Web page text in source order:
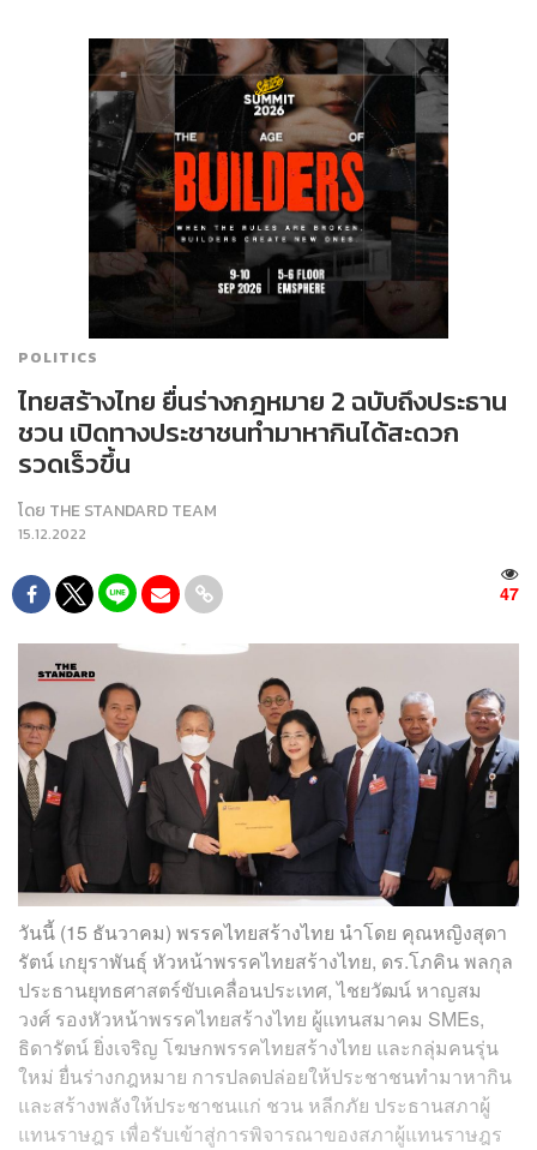
POLITICS
ไทยสร้างไทย ยื่นร่างกฎหมาย 2 ฉบับถึงประธาน
ชวน เปิดทางประชาชนทำมาหากินได้สะดวก
รวดเร็วขึ้น
โดย THE STANDARD TEAM
15.12.2022
47
วันนี้ (15 ธันวาคม) พรรคไทยสร้างไทย นำโดย คุณหญิงสุดา
รัตน์ เกยุราพันธุ์ หัวหน้าพรรคไทยสร้างไทย, ดร.โภคิน พลกุล
ประธานยุทธศาสตร์ขับเคลื่อนประเทศ, ไชยวัฒน์ หาญสม
วงศ์ รองหัวหน้าพรรคไทยสร้างไทย ผู้แทนสมาคม SMEs,
ธิดารัตน์ ยิ่งเจริญ โฆษกพรรคไทยสร้างไทย และกลุ่มคนรุ่น
ใหม่ ยื่นร่างกฎหมาย การปลดปล่อยให้ประชาชนทำมาหากิน
และสร้างพลังให้ประชาชนแก่ ชวน หลีกภัย ประธานสภาผู้
แทนราษฎร เพื่อรับเข้าสู่การพิจารณาของสภาผู้แทนราษฎร